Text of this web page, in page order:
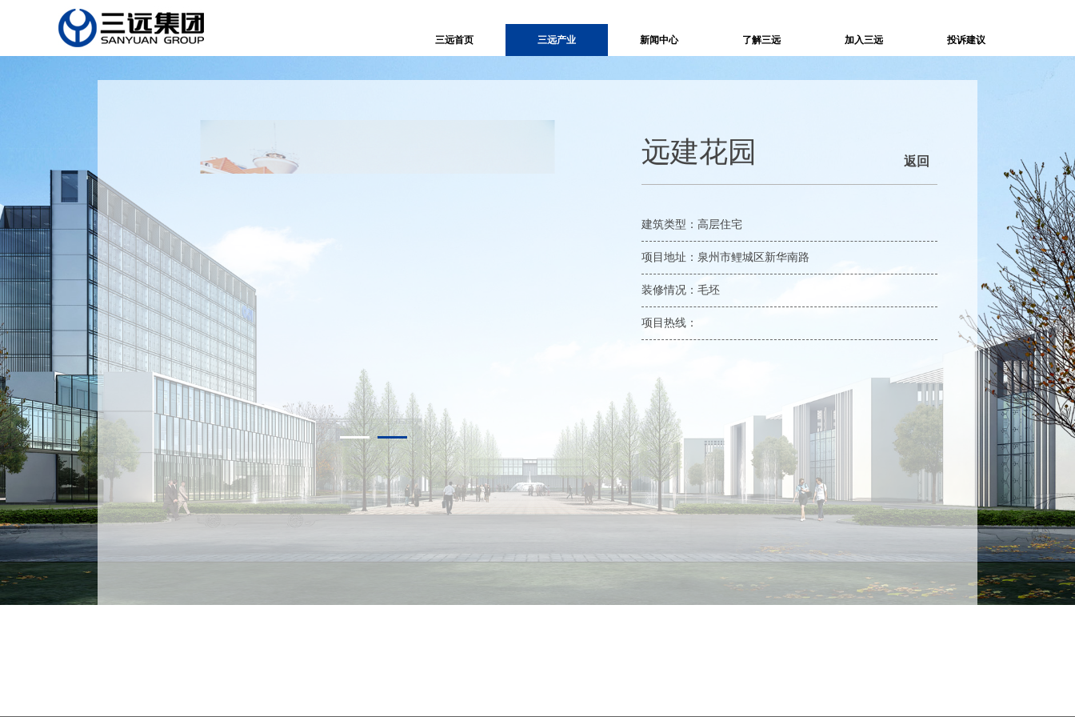
三远首页 三远产业 新闻中心 了解三远 加入三远 投诉建议
远建花园 返回
建筑类型：高层住宅
项目地址：泉州市鲤城区新华南路
装修情况：毛坯
项目热线：